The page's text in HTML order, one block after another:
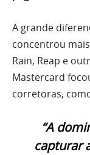
A grande
concentrou
Rain, Reap e
Mastercard
corretoras,
“A
capturar